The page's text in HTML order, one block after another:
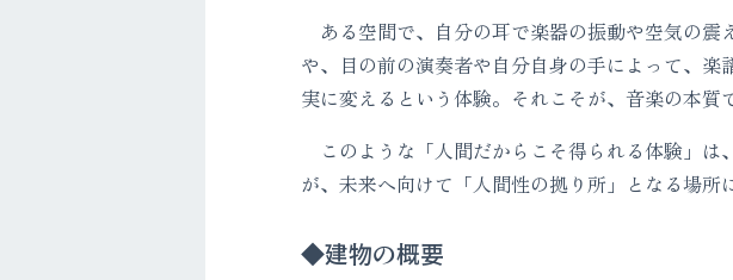
ある空間で、自分の耳で楽器の振動や空気の震
や、目の前の演奏者や自分自身の手によって、
実に変えるという体験。それこそが、音楽の本質
このような「人間だからこそ得られる体験」は
が、未来へ向けて「人間性の拠り所」となる場所
◆建物の概要